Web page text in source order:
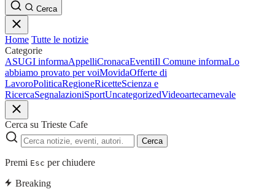
Cerca
Home Tutte le notizie
Categorie
ASUGI informaAppelliCronacaEventiIl Comune informaLo
abbiamo provato per voiMovidaOfferte di
LavoroPoliticaRegioneRicetteScienza e
RicercaSegnalazioniSportUncategorizedVideoartecarnevale
Cerca su Trieste Cafe
Cerca
Premi Esc per chiudere
Breaking